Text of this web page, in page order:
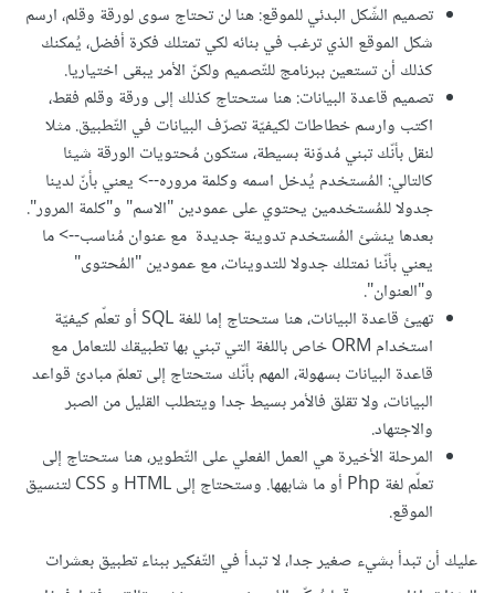
تصميم الشّكل البدئي للموقع: هنا لن تحتاج سوى لورقة وقلم، ارسم
شكل الموقع الذي ترغب في بنائه لكي تمتلك فكرة أفضل، يُمكنك
كذلك أن تستعين ببرنامج للتّصميم ولكنّ الأمر يبقى اختياريا.
تصميم قاعدة البيانات: هنا ستحتاج كذلك إلى ورقة وقلم فقط،
اكتب وارسم خطاطات لكيفيّة تصرّف البيانات في التّطبيق. مثلا
لنقل بأنّك تبني مُدوّنة بسيطة، ستكون مُحتويات الورقة شيئا
كالتالي: المُستخدم يُدخل اسمه وكلمة مروره--> يعني بأنّ لدينا
جدولا للمُستخدمين يحتوي على عمودين "الاسم" و"كلمة المرور".
بعدها ينشئ المُستخدم تدوينة جديدة مع عنوان مُناسب--> ما
يعني بأنّنا نمتلك جدولا للتدوينات، مع عمودين "المُحتوى"
و"العنوان".
تهيئ قاعدة البيانات، هنا ستحتاج إما للغة SQL أو تعلّم كيفيّة
استخدام ORM خاص باللغة التي تبني بها تطبيقك للتعامل مع
قاعدة البيانات بسهولة، المهم بأنّك ستحتاج إلى تعلمّ مبادئ قواعد
البيانات، ولا تقلق فالأمر بسيط جدا ويتطلب القليل من الصبر
والاجتهاد.
المرحلة الأخيرة هي العمل الفعلي على التّطوير، هنا ستحتاج إلى
تعلّم لغة Php أو ما شابهها. وستحتاج إلى HTML و CSS لتنسيق
الموقع.
عليك أن تبدأ بشيء صغير جدا، لا تبدأ في التّفكير ببناء تطبيق بعشرات